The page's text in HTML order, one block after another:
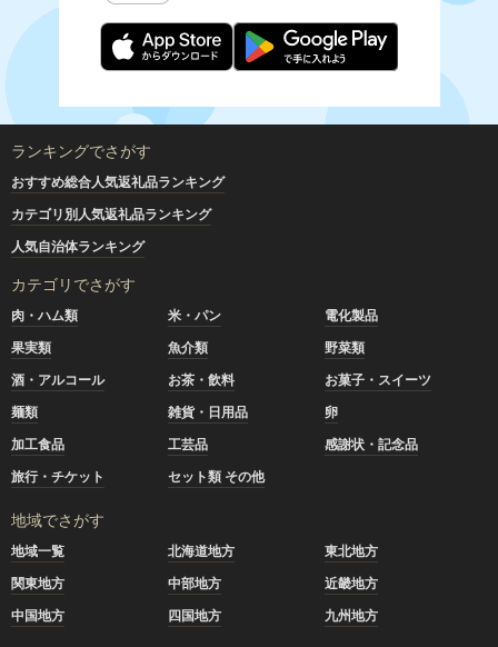
ランキングでさがす
おすすめ総合人気返礼品ランキング
カテゴリ別人気返礼品ランキング
人気自治体ランキング
カテゴリでさがす
肉・ハム類 米・パン
電化製品
果実類
魚介類
野菜類
酒・アルコール
お茶・飲料
お菓子・スイーツ
麺類
雑貨・日用品
卵
加工食品
工芸品
感謝状・記念品
旅行・チケット
セット類 その他
地域でさがす
地域一覧 北海道地方
東北地方
関東地方
中部地方
近畿地方
中国地方
四国地方 九州地方